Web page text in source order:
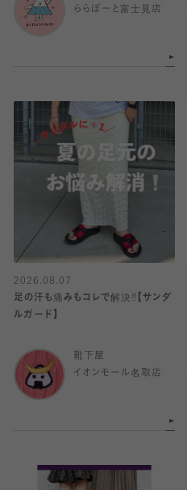
ららぽーと富士見店
2026.08.07
足の汗も痛みもコレで解決‼️【サンダ
ルガード】
靴下屋
イオンモール名取店